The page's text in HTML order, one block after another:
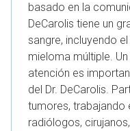
basado en la
DeCarolis tiene un
sangre, incluyendo
mieloma múltiple.
atención es
del Dr. DeCarolis.
tumores,
radiólogos,